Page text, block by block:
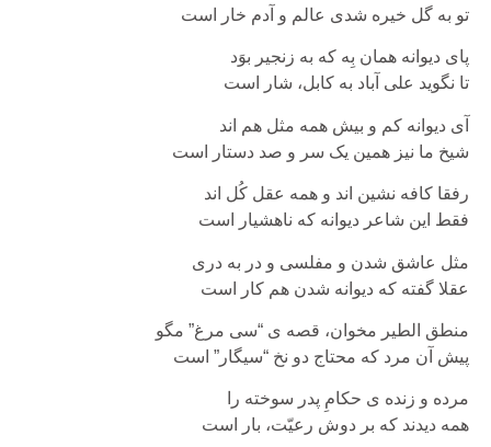
تو به گل خیره شدی عالم و آدم خار است
پای دیوانه همان بِه که به زنجیر بوَد
تا نگوید علی آباد به کابل، شار است
آی دیوانه کم و بیش همه مثل هم اند
شیخ ما نیز همین یک سر و صد دستار است
رفقا کافه نشین اند و همه عقل کُل اند
فقط این شاعر دیوانه که ناهشیار است
مثل عاشق شدن و مفلسی و در به دری
عقلا گفته که دیوانه شدن هم کار است
منطق الطیر مخوان، قصه ی “سی مرغ” مگو
پیش آن مرد که محتاج دو نخ “سیگار” است
مرده و زنده ی حکامِ پدر سوخته را
همه دیدند که بر دوش رعیّت، بار است